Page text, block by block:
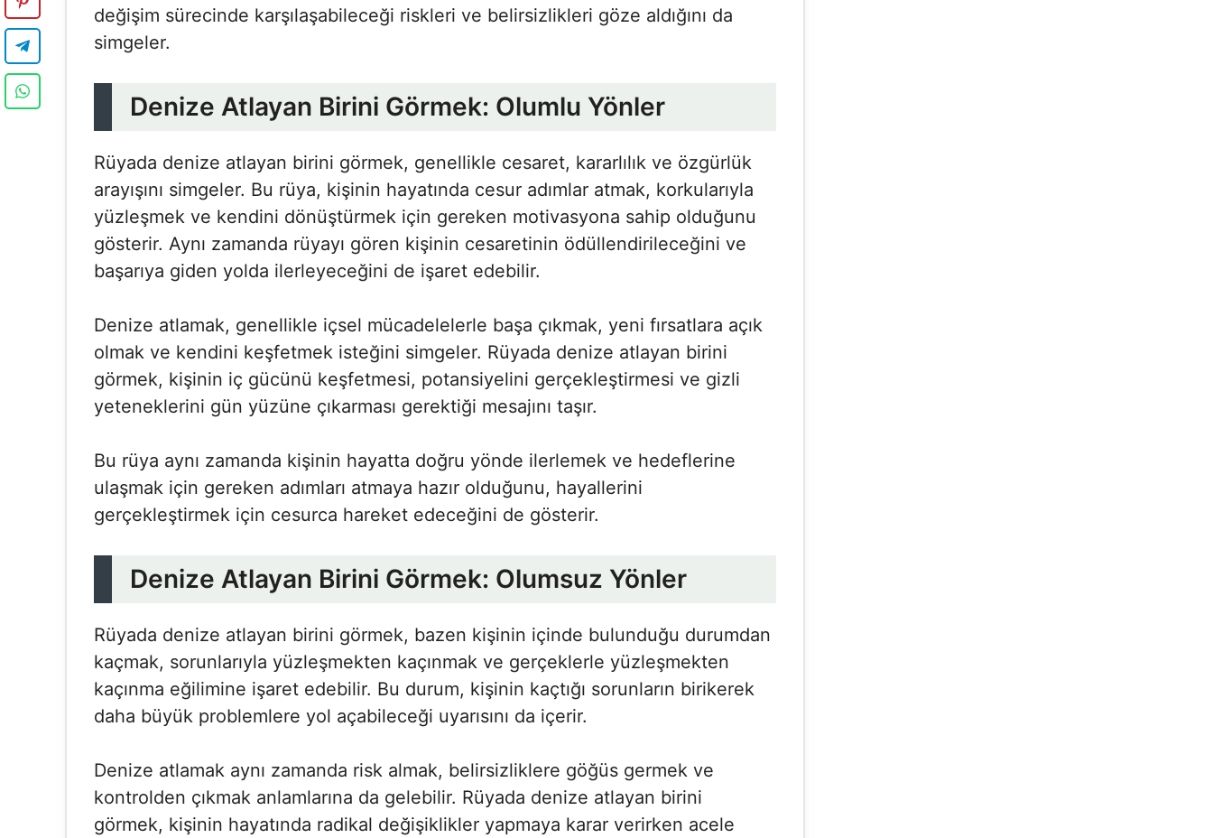
değişim sürecinde karşılaşabileceği riskleri ve belirsizlikleri göze aldığını da
simgeler.
Denize Atlayan Birini Görmek: Olumlu Yönler
Rüyada denize atlayan birini görmek, genellikle cesaret, kararlılık ve özgürlük
arayışını simgeler. Bu rüya, kişinin hayatında cesur adımlar atmak, korkularıyla
yüzleşmek ve kendini dönüştürmek için gereken motivasyona sahip olduğunu
gösterir. Aynı zamanda rüyayı gören kişinin cesaretinin ödüllendirileceğini ve
başarıya giden yolda ilerleyeceğini de işaret edebilir.
Denize atlamak, genellikle içsel mücadelelerle başa çıkmak, yeni fırsatlara açık
olmak ve kendini keşfetmek isteğini simgeler. Rüyada denize atlayan birini
görmek, kişinin iç gücünü keşfetmesi, potansiyelini gerçekleştirmesi ve gizli
yeteneklerini gün yüzüne çıkarması gerektiği mesajını taşır.
Bu rüya aynı zamanda kişinin hayatta doğru yönde ilerlemek ve hedeflerine
ulaşmak için gereken adımları atmaya hazır olduğunu, hayallerini
gerçekleştirmek için cesurca hareket edeceğini de gösterir.
Denize Atlayan Birini Görmek: Olumsuz Yönler
Rüyada denize atlayan birini görmek, bazen kişinin içinde bulunduğu durumdan
kaçmak, sorunlarıyla yüzleşmekten kaçınmak ve gerçeklerle yüzleşmekten
kaçınma eğilimine işaret edebilir. Bu durum, kişinin kaçtığı sorunların birikerek
daha büyük problemlere yol açabileceği uyarısını da içerir.
Denize atlamak aynı zamanda risk almak, belirsizliklere göğüs germek ve
kontrolden çıkmak anlamlarına da gelebilir. Rüyada denize atlayan birini
görmek, kişinin hayatında radikal değişiklikler yapmaya karar verirken acele